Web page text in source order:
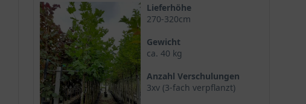
Lieferhöhe
270-320cm
Gewicht
ca. 40 kg
Anzahl Verschulungen
3xv (3-fach verpflanzt)